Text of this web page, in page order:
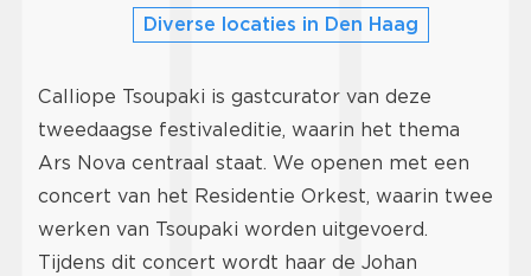
Diverse locaties in Den Haag
Calliope Tsoupaki is gastcurator van deze
tweedaagse festivaleditie, waarin het thema
Ars Nova centraal staat. We openen met een
concert van het Residentie Orkest, waarin twee
werken van Tsoupaki worden uitgevoerd.
Tijdens dit concert wordt haar de Johan